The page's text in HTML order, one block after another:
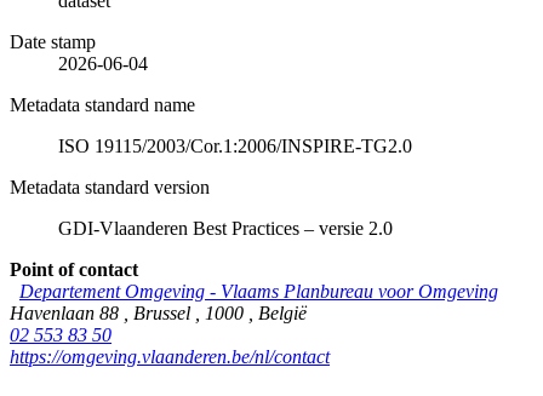
Date stamp
2026-06-04
Metadata standard name
ISO 19115/2003/Cor.1:2006/INSPIRE-TG2.0
Metadata standard version
GDI-Vlaanderen Best Practices – versie 2.0
Point of contact
Departement Omgeving - Vlaams Planbureau voor Omgeving
Havenlaan 88
Brussel 1000
België
02 553 83 50
https://omgeving.vlaanderen.be/nl/contact